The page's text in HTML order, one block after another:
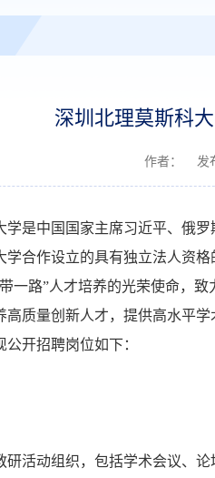
深圳北理莫斯科
作者： 发
学是中国国家主席习近平、俄
学合作设立的具有独立法人资
一路”人才培养的光荣使命，
高质量创新人才，提供高水平学
开招聘岗位如下：
研活动组织，包括学术会议、